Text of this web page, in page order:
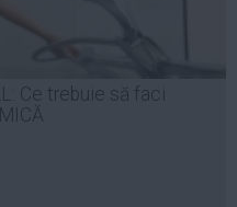
Ce trebuie să faci